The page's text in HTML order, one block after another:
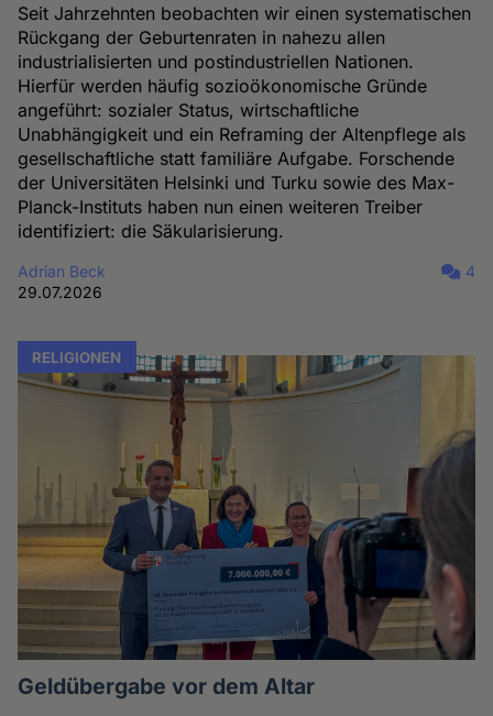
Seit Jahrzehnten beobachten wir einen systematischen
Rückgang der Geburtenraten in nahezu allen
industrialisierten und postindustriellen Nationen.
Hierfür werden häufig sozioökonomische Gründe
angeführt: sozialer Status, wirtschaftliche
Unabhängigkeit und ein Reframing der Altenpflege als
gesellschaftliche statt familiäre Aufgabe. Forschende
der Universitäten Helsinki und Turku sowie des Max-
Planck-Instituts haben nun einen weiteren Treiber
identifiziert: die Säkularisierung.
Adrian Beck
29.07.2026
4
RELIGIONEN
Geldübergabe vor dem Altar